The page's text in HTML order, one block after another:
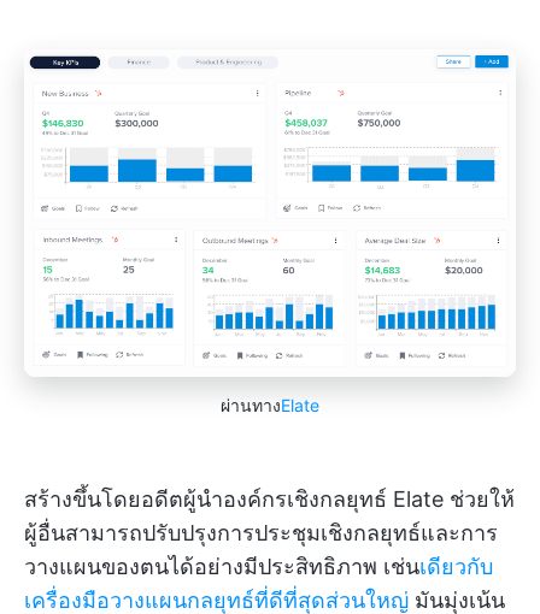
ผ่านทางElate
สร้างขึ้นโดยอดีตผู้นำองค์กรเชิงกลยุทธ์ Elate ช่วยให้
ผู้อื่นสามารถปรับปรุงการประชุมเชิงกลยุทธ์และการ
วางแผนของตนได้อย่างมีประสิทธิภาพ เช่นเดียวกับ
เครื่องมือวางแผนกลยุทธ์ที่ดีที่สุดส่วนใหญ่ มันมุ่งเน้น